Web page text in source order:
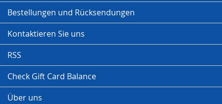
Bestellungen und Rücksendungen
Kontaktieren Sie uns
RSS
Check Gift Card Balance
Über uns